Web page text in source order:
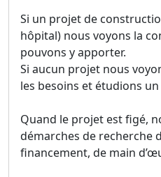
Si un projet de
hôpital) nous voyons la
pouvons y apporter.
Si aucun projet nous
les besoins et étudions
Quand le projet est figé,
démarches de recherche
financement, de main